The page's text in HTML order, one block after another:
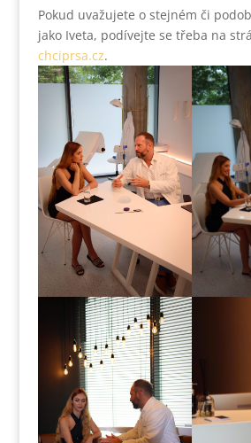
Pokud uvažujete o stejném či
jako Iveta, podívejte se třeba na
chciprsa.cz.